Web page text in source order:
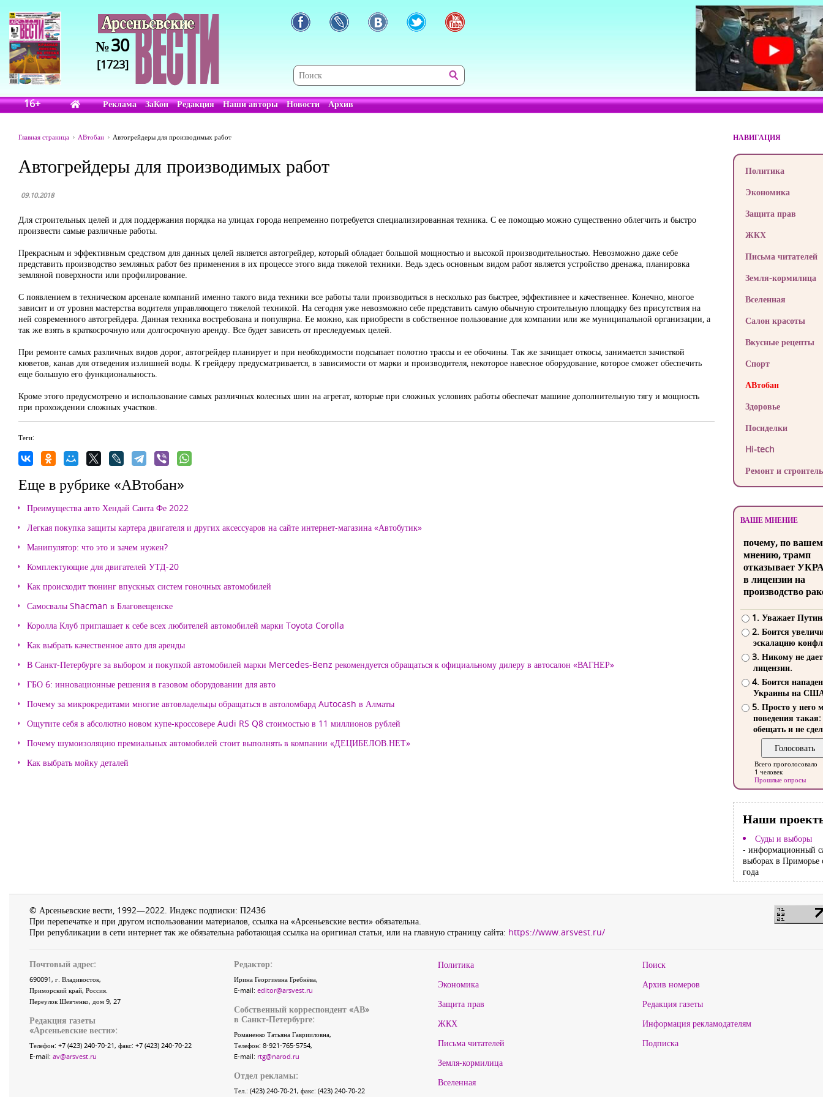
№30
[1723]
16+ Реклама ЗаКон Редакция Наши авторы Новости Архив
Главная страница АВтобан Автогрейдеры для производимых работ
Автогрейдеры для производимых работ
09.10.2018
Для строительных целей и для поддержания порядка на улицах города непременно потребуется специализированная техника. С ее помощью можно существенно облегчить и быстро
произвести самые различные работы.
Прекрасным и эффективным средством для данных целей является автогрейдер, который обладает большой мощностью и высокой производительностью. Невозможно даже себе
представить производство земляных работ без применения в их процессе этого вида тяжелой техники. Ведь здесь основным видом работ является устройство дренажа, планировка
земляной поверхности или профилирование.
С появлением в техническом арсенале компаний именно такого вида техники все работы тали производиться в несколько раз быстрее, эффективнее и качественнее. Конечно, многое
зависит и от уровня мастерства водителя управляющего тяжелой техникой. На сегодня уже невозможно себе представить самую обычную строительную площадку без присутствия на
ней современного автогрейдера. Данная техника востребована и популярна. Ее можно, как приобрести в собственное пользование для компании или же муниципальной организации, а
так же взять в краткосрочную или долгосрочную аренду. Все будет зависеть от преследуемых целей.
При ремонте самых различных видов дорог, автогрейдер планирует и при необходимости подсыпает полотно трассы и ее обочины. Так же зачищает откосы, занимается зачисткой
кюветов, канав для отведения излишней воды. К грейдеру предусматривается, в зависимости от марки и производителя, некоторое навесное оборудование, которое сможет обеспечить
еще большую его функциональность.
Кроме этого предусмотрено и использование самых различных колесных шин на агрегат, которые при сложных условиях работы обеспечат машине дополнительную тягу и мощность
при прохождении сложных участков.
Теги:
Еще в рубрике «АВтобан»
Преимущества авто Хендай Санта Фе 2022
Легкая покупка защиты картера двигателя и других аксессуаров на сайте интернет-магазина «Автобутик»
Манипулятор: что это и зачем нужен?
Комплектующие для двигателей УТД-20
Как происходит тюнинг впускных систем гоночных автомобилей
Самосвалы Shacman в Благовещенске
Королла Клуб приглашает к себе всех любителей автомобилей марки Toyota Corolla
Как выбрать качественное авто для аренды
В Санкт-Петербурге за выбором и покупкой автомобилей марки Mercedes-Benz рекомендуется обращаться к официальному дилеру в автосалон «ВАГНЕР»
ГБО 6: инновационные решения в газовом оборудовании для авто
Почему за микрокредитами многие автовладельцы обращаться в автоломбард Autocash в Алматы
Ощутите себя в абсолютно новом купе-кроссовере Audi RS Q8 стоимостью в 11 миллионов рублей
Почему шумоизоляцию премиальных автомобилей стоит выполнять в компании «ДЕЦИБЕЛОВ.НЕТ»
Как выбрать мойку деталей
НАВИГАЦИЯ
Политика
Экономика
Защита прав
ЖКХ
Письма читателей
Земля-кормилица
Вселенная
Салон красоты
Вкусные рецепты
Спорт
АВтобан
Здоровье
Посиделки
Hi-tech
Ремонт и
ВАШЕ МНЕНИЕ
почему, по
мнению, трамп
отказывает
в лицензии на
производство
1. Уважает
2. Боится
эскалацию
3. Никому не
лицензии.
4. Боится
Украины на
5. Просто у него
поведения такая:
обещать и не
Всего проголосовало
1 человек
Прошлые опросы
Наши
Суды и выборы
- информационный
выборах в Приморье
года
© Арсеньевские вести, 1992—2022. Индекс подписки: П2436
При перепечатке и при другом использовании материалов, ссылка на «Арсеньевские вести» обязательна.
При републикации в сети интернет так же обязательна работающая ссылка на оригинал статьи, или на главную страницу сайта: https://www.arsvest.ru/
Почтовый адрес:
690091, г. Владивосток,
Приморский край, Россия.
Переулок Шевченко, дом 9, 27
Редакция газеты
«Арсеньевские вести»:
Телефон: +7 (423) 240-70-21, факс: +7 (423) 240-70-22
E-mail: av@arsvest.ru
Редактор:
Ирина Георгиевна Гребнёва,
E-mail: editor@arsvest.ru
Собственный корреспондент «АВ»
в Санкт-Петербурге:
Романенко Татьяна Гаврииловна,
Телефон: 8-921-765-5754,
E-mail: rtg@narod.ru
Отдел рекламы:
Тел.: (423) 240-70-21, факс: (423) 240-70-22
Политика
Экономика
Защита прав
ЖКХ
Письма читателей
Земля-кормилица
Вселенная
Поиск
Архив номеров
Редакция газеты
Информация рекламодателям
Подписка